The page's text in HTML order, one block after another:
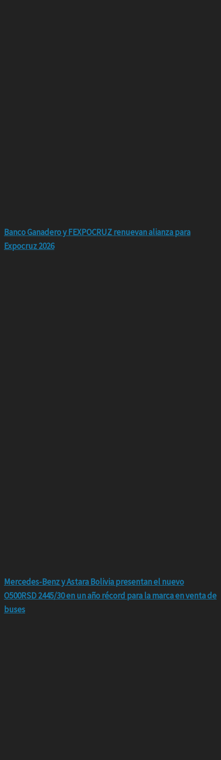
Banco Ganadero y FEXPOCRUZ renuevan alianza para
Expocruz 2026
Mercedes-Benz y Astara Bolivia presentan el nuevo
O500RSD 2445/30 en un año récord para la marca en venta de
buses